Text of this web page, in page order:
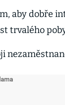
aby dobře
trvalého